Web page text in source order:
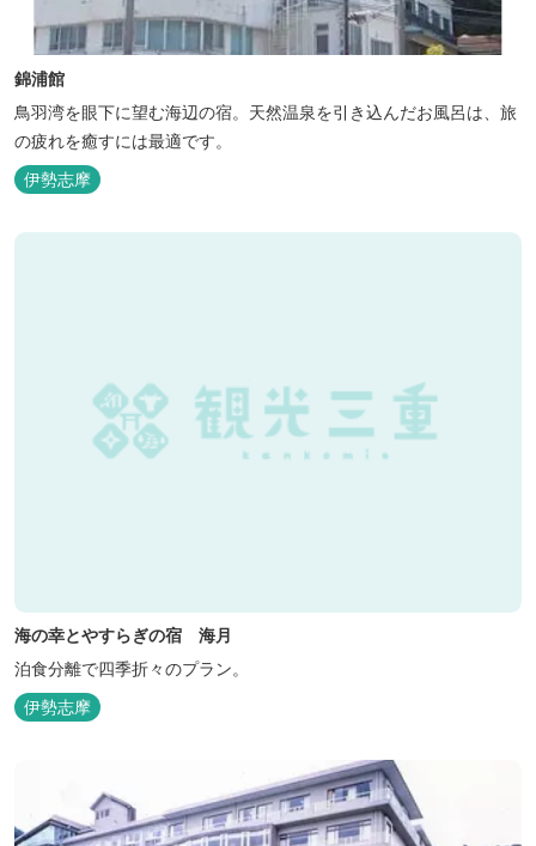
錦浦館
鳥羽湾を眼下に望む海辺の宿。天然温泉を引き込んだお風呂は、旅
の疲れを癒すには最適です。
伊勢志摩
海の幸とやすらぎの宿 海月
泊食分離で四季折々のプラン。
伊勢志摩